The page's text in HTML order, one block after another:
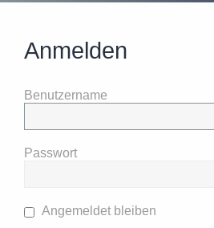
Anmelden
Benutzername
Passwort
Angemeldet bleiben